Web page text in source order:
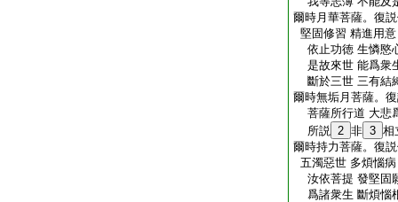
爾時月華菩薩。復
堅固修習 精進用意
依止功徳 生憐愍
是故來世 能爲衆
斷於三世 三有結
爾時無垢月菩薩。
菩薩所行道 大悲
所説 2 非 3 相
爾時持力菩薩。復
五濁惡世 多煩惱病
汝依菩提 發堅固
爲諸衆生 斷煩惱